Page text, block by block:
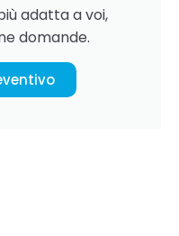
adatta a voi,
domande.